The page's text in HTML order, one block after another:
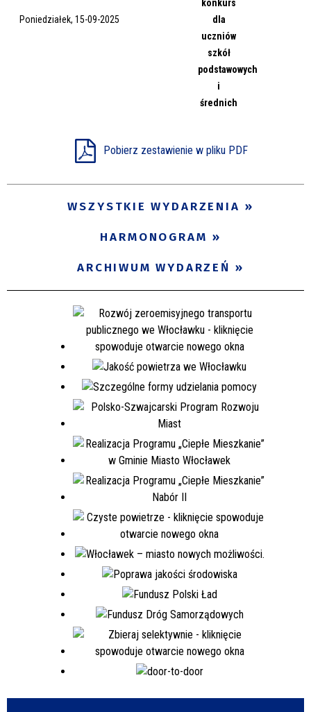
Miejsce
Poniedziałek, 15-09-2025
konkurs
dla
uczniów
szkół
podstawowych
i
średnich
Pobierz zestawienie w pliku PDF
WSZYSTKIE WYDARZENIA
HARMONOGRAM
ARCHIWUM WYDARZEŃ